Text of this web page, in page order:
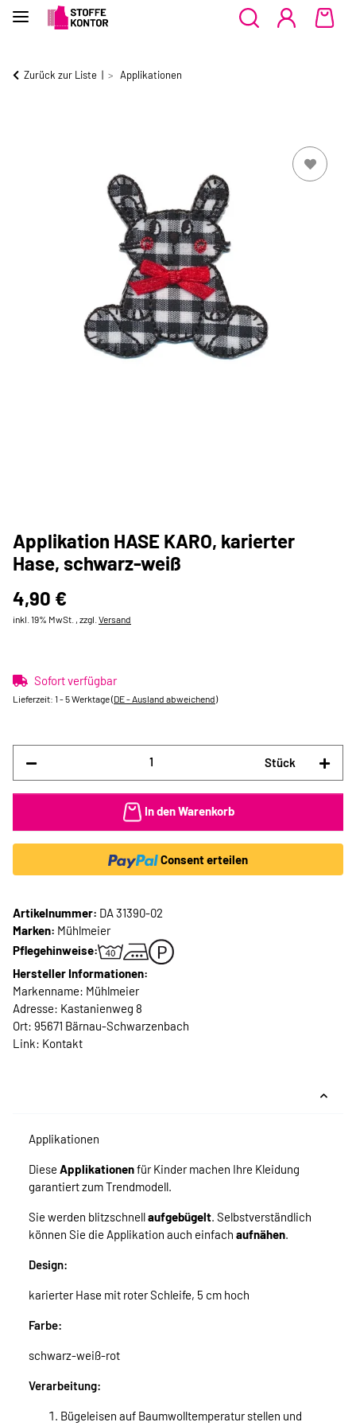
Zurück zur Liste Applikationen
Applikation HASE KARO, karierter
Hase, schwarz-weiß
4,90 €
inkl. 19% MwSt. , zzgl. Versand
Sofort verfügbar
Lieferzeit: 1 - 5 Werktage(DE - Ausland abweichend)
Stück
In den Warenkorb
Consent erteilen
Artikelnummer: DA 31390-02
Marken: Mühlmeier
Pflegehinweise:
Hersteller Informationen:
Markenname: Mühlmeier
Adresse: Kastanienweg 8
Ort: 95671 Bärnau-Schwarzenbach
Link: Kontakt
Applikationen
Diese Applikationenfür Kinder machen Ihre Kleidung
garantiert zum Trendmodell.
Sie werden blitzschnellaufgebügelt. Selbstverständlich
können Sie die Applikation auch einfach aufnähen.
Design:
karierter Hase mit roter Schleife, 5 cm hoch
Farbe:
schwarz-weiß-rot
Verarbeitung:
Bügeleisen auf Baumwolltemperatur stellen und